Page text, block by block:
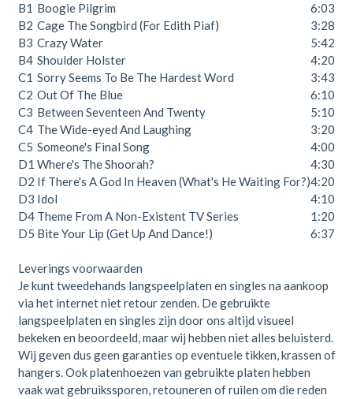
B1 Boogie Pilgrim
6:03
B2 Cage The Songbird (For Edith Piaf)
3:28
B3 Crazy Water
5:42
B4 Shoulder Holster
4:20
C1 Sorry Seems To Be The Hardest Word
3:43
C2 Out Of The Blue
6:10
C3 Between Seventeen And Twenty
5:10
C4 The Wide-eyed And Laughing
3:20
C5 Someone's Final Song
4:00
D1 Where's The Shoorah?
4:30
D2 If There's A God In Heaven (What's He Waiting For?)4:20
D3 Idol
4:10
D4 Theme From A Non-Existent TV Series
1:20
D5 Bite Your Lip (Get Up And Dance!) 6:37
Leverings voorwaarden
Je kunt tweedehands langspeelplaten en singles na aankoop
via het internet niet retour zenden. De gebruikte
langspeelplaten en singles zijn door ons altijd visueel
bekeken en beoordeeld, maar wij hebben niet alles beluisterd.
Wij geven dus geen garanties op eventuele tikken, krassen of
hangers. Ook platenhoezen van gebruikte platen hebben
vaak wat gebruikssporen, retouneren of ruilen om die reden